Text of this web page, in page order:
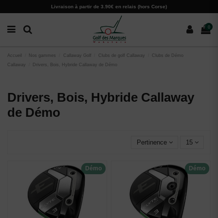
Livraison à partir de 3.90€ en relais (hors Corse)
0
Accueil Nos gammes Callaway Golf Clubs de golf Callaway
Clubs de Démo
Callaway
Drivers, Bois, Hybride Callaway de Démo
Drivers, Bois, Hybride Callaway
de Démo
Pertinence 15
Démo Démo
Paramètres des cookies